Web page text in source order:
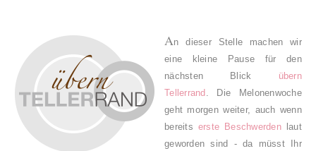
An dieser Stelle machen wir
eine kleine Pause für den
nächsten Blick übern
Tellerrand . Die Melonenwoche
geht morgen weiter, auch wenn
bereits erste Beschwerdenlaut
geworden sind - da müsst Ihr